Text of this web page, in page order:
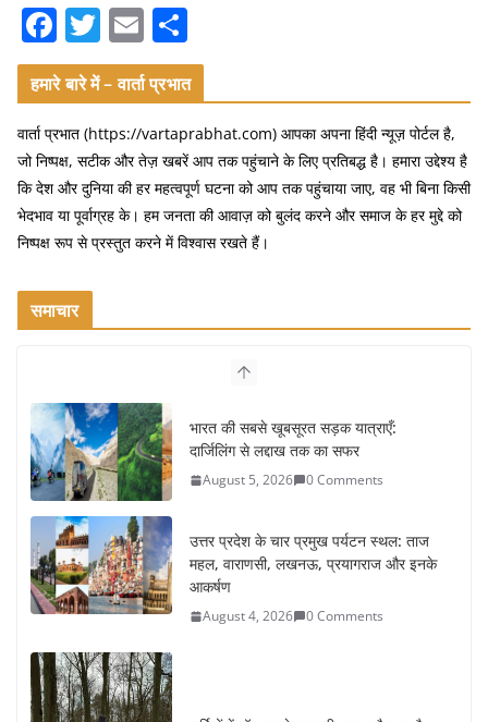
F
a
c
e
b
o
o
T
w
itt
er
E
m
ai
l
h
ar
e
हमारे बारे में – वार्ता प्रभात
वार्ता प्रभात (https://vartaprabhat.com) आपका अपना हिंदी न्यूज़ पोर्टल है,
जो निष्पक्ष, सटीक और तेज़ खबरें आप तक पहुंचाने के लिए प्रतिबद्ध है। हमारा उद्देश्य है
कि देश और दुनिया की हर महत्वपूर्ण घटना को आप तक पहुंचाया जाए, वह भी बिना किसी
भेदभाव या पूर्वाग्रह के। हम जनता की आवाज़ को बुलंद करने और समाज के हर मुद्दे को
निष्पक्ष रूप से प्रस्तुत करने में विश्वास रखते हैं।
समाचार
भारत की सबसे खूबसूरत सड़क यात्राएँ:
दार्जिलिंग से लद्दाख तक का सफर
August 5, 2026 0 Comments
उत्तर प्रदेश के चार प्रमुख पर्यटन स्थल: ताज
महल, वाराणसी, लखनऊ, प्रयागराज और इनके
आकर्षण
August 4, 2026 0 Comments